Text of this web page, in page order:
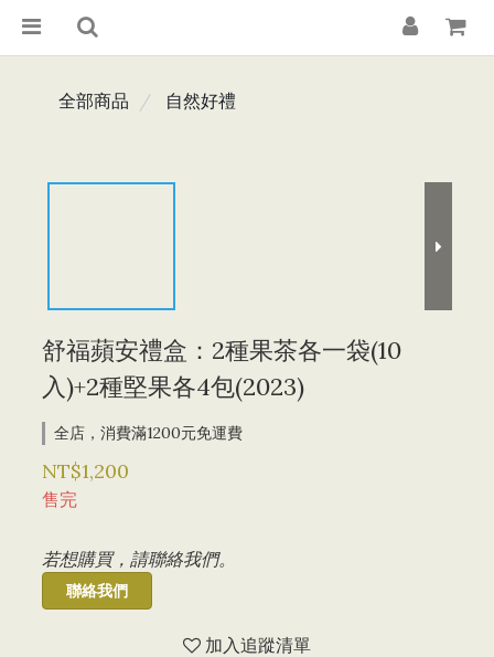
全部商品 自然好禮
舒福蘋安禮盒：2種果茶各一袋(10
入)+2種堅果各4包(2023)
全店，消費滿1200元免運費
NT$1,200
售完
若想購買，請聯絡我們。
聯絡我們
加入追蹤清單